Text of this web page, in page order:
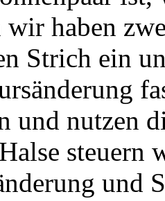
wir haben
Strich ein
und nutzen
steuern
und